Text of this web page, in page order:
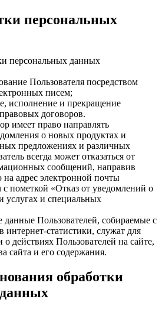
персональных
персональных данных
Пользователя посредством
писем;
исполнение и прекращение
договоров.
имеет право направлять
о новых продуктах и
предложениях и различных
всегда может отказаться от
сообщений, направив
адрес электронной почты
пометкой «Отказ от уведомлений о
услугах и специальных
данные Пользователей, собираемые с
статистики, служат для
действиях Пользователей на сайте,
сайта и его содержания.
обработки